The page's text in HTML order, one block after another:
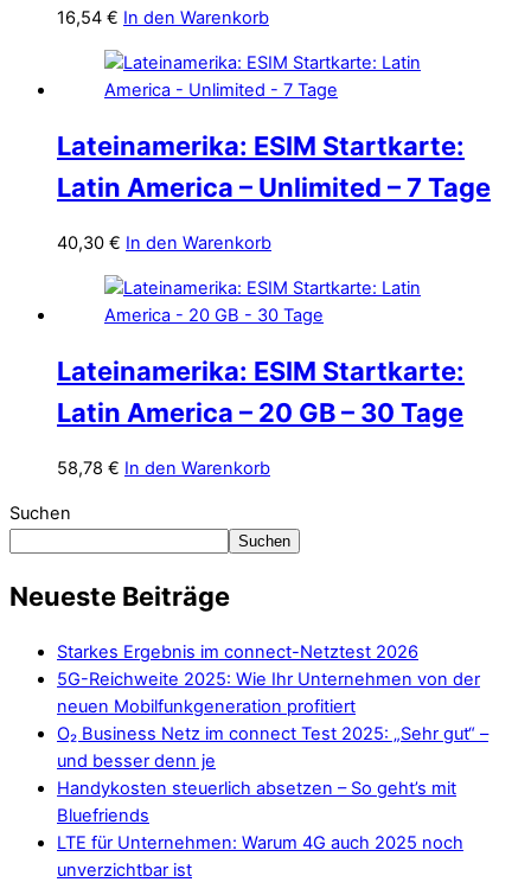
16,54 € In den Warenkorb
Lateinamerika: ESIM Startkarte:
Latin America – Unlimited – 7 Tage
40,30 € In den Warenkorb
Lateinamerika: ESIM Startkarte:
Latin America – 20 GB – 30 Tage
58,78 € In den Warenkorb
Suchen
Suchen
Neueste Beiträge
Starkes Ergebnis im connect-Netztest 2026
5G-Reichweite 2025: Wie Ihr Unternehmen von der
neuen Mobilfunkgeneration profitiert
O₂ Business Netz im connect Test 2025: „Sehr gut“ –
und besser denn je
Handykosten steuerlich absetzen – So geht’s mit
Bluefriends
LTE für Unternehmen: Warum 4G auch 2025 noch
unverzichtbar ist